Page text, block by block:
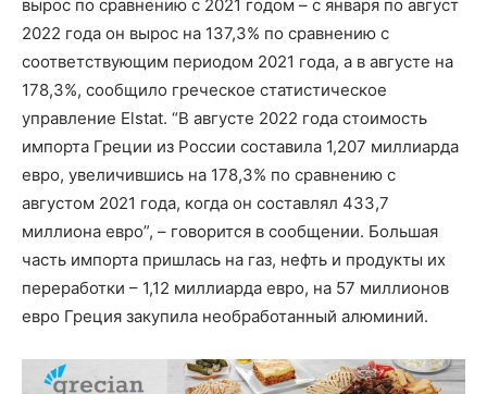
вырос по сравнению с 2021 годом – с января по август
2022 года он вырос на 137,3% по сравнению с
соответствующим периодом 2021 года, а в августе на
178,3%, сообщило греческое статистическое
управление Elstat. “В августе 2022 года стоимость
импорта Греции из России составила 1,207 миллиарда
евро, увеличившись на 178,3% по сравнению с
августом 2021 года, когда он составлял 433,7
миллиона евро”, – говорится в сообщении. Большая
часть импорта пришлась на газ, нефть и продукты их
переработки – 1,12 миллиарда евро, на 57 миллионов
евро Греция закупила необработанный алюминий.